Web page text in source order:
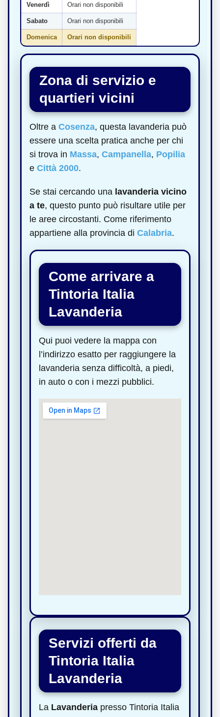
Venerdì Orari non disponibili
Sabato Orari non disponibili
Domenica Orari non disponibili
Zona di servizio e
quartieri vicini
Oltre a Cosenza, questa lavanderia può
essere una scelta pratica anche per chi
si trova in Massa, Campanella, Popilia
e Città 2000.
Se stai cercando una lavanderia vicino
a te, questo punto può risultare utile per
le aree circostanti. Come riferimento
appartiene alla provincia di Calabria.
Come arrivare a
Tintoria Italia
Lavanderia
Qui puoi vedere la mappa con
l’indirizzo esatto per raggiungere la
lavanderia senza difficoltà, a piedi,
in auto o con i mezzi pubblici.
Servizi offerti da
Tintoria Italia
Lavanderia
La Lavanderia presso Tintoria Italia